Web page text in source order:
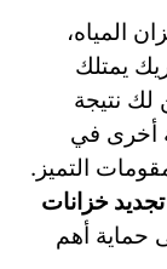
المياه،
يمتلك
لك نتيجة
أخرى في
التميز.
خزانات
حماية أهم